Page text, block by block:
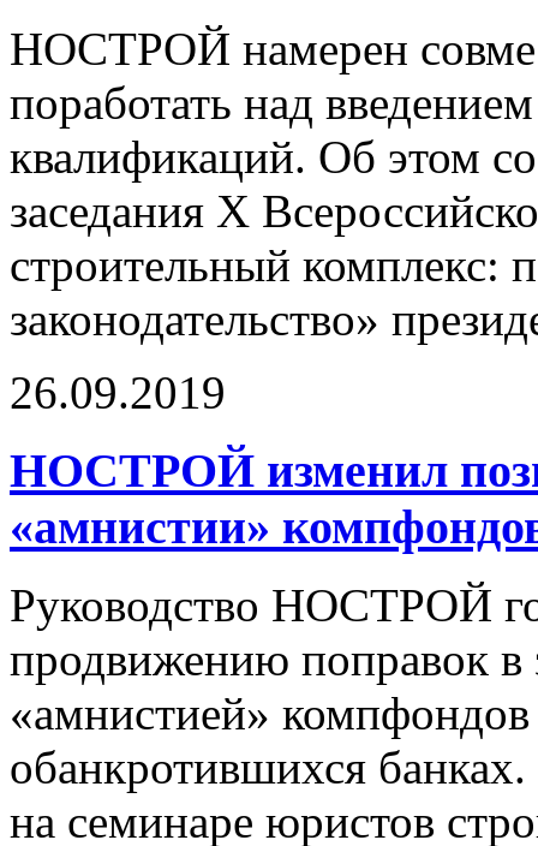
НОСТРОЙ намерен
поработать над
квалификаций. Об этом
заседания Х
строительный комплекс:
законодательство»
26.09.2019
НОСТРОЙ изменил
«амнистии»
Руководство НОСТРОЙ
продвижению поправок в
«амнистией»
обанкротившихся
на семинаре юристов